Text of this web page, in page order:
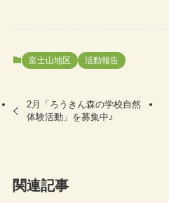
富士山地区 活動報告
2月「ろうきん森の学校自然
体験活動」を募集中♪
関連記事